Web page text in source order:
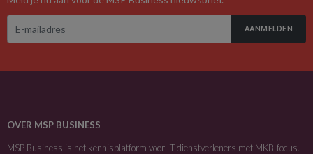
AANMELDEN
OVER MSP BUSINESS
MSP Business is het kennisplatform voor IT-dienstverleners met MKB-focus.